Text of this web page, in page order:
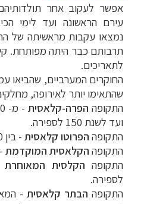
אפשר לעקוב אחר
עירם הראשונה ועד לימי
נמצאו עקבות מראשיתה של
תרבותם כבר היתה מפותחת.
לתאריכים.
החוקרים המערביים, שהביאו
שהתאימו יותר לאירופה,
התקופה הפרה-קלאסית
ועד לשנת 150 לספירה.
התקופה הפרוטו קלאסית - בין 150 ל- 300 לספירה.
התקופה הקלאסית המוקדמת -
התקופה הקלסית המאוחרת
לספירה.
התקופה הבתר קלאסית -